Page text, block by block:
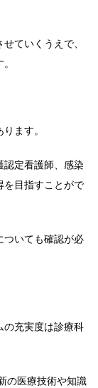
ていくうえで、
ます。
認定看護師、感染
を目指すことがで
ついても確認が必
の充実度は診療科
の医療技術や知識